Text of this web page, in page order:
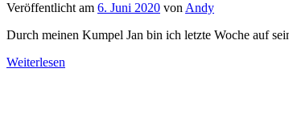
Veröffentlicht am 6. Juni 2020 von Andy
Durch meinen Kumpel Jan bin ich letzte Woche auf
Weiterlesen